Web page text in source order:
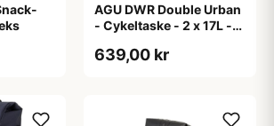
AGU DWR Double Urban
- Cykeltaske - 2 x 17L -
639,00 kr